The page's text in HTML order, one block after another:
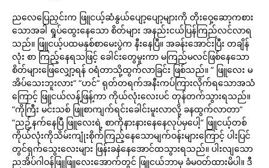
ညလေပြေညှင်းက ဖြူငယ့်ဆံနွယ်ပျော့ပျော့များကို တိုးဝှေ့ဆော့ကစား
သောအခါ ရှုပ်ထွေးနေသော စိတ်များ အနည်းငယ်ပြန်ကြည်လင်လာရ
သည်။ ဖြူငယ့်ပထမနှစ်စာမေးပွဲက နီးနေပြီ။ အခန်းအောင်းပြီး တချိန်
လုံး စာ ကြည့်နေရသဖြင့် ခေါင်းတွေမူးကာ မကြည်မလင်ဖြစ်နေသော
စိတ်များဖြေလျှော့ရန် ဝရံတာသို့ထွက်လာခြင်း ဖြစ်သည်။ “ ဖြူလေး မ
အိပ်သေးဘူးလား“ “ဟင်“ ရုတ်တရက်အနီးကပ်ကြားလိုက်ရသောအသံ
ကြောင့် ဖြူငယ်လန့်ဖြန့်ကာ ကိုယ်လုံးလေးပင် တုန်တက်သွားရသည်။
“ကိုကြီး မင်းသစ် ဖြူစာကျက်ရင်းခေါင်းမူးလာလို့ ခနထွက်လာတာ“
“ညဥ့်နက်နေပြီ ဖြူလေးရဲ့ စာကိုနားနားနေနေလုပ်မှပေါ့“ ဖြူငယ့်တစ်
ကိုယ်လုံးကိုသိမ်းကျုံးစိုက်ကြည့်နေသောမျက်ဝန်းများကြောင့် ပါးပြင်
တွင်ရှက်သွေးလေးများ ဖြန်းခနဲနေအောင်ထသွားရသည်။ ပါးလျသော
ညအိပ်ဂါဝန်ဖြူဖြူလေးအောက်တွင် ဖြူငယ်ဘာမှ ခံမဝတ်ထားမိပါ။ ဒီ